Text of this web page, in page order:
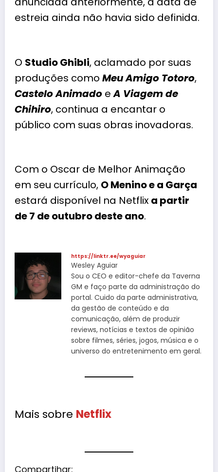
estreia ainda não havia sido definida.
O Studio Ghibli, aclamado por suas
produções como Meu Amigo Totoro,
Castelo Animado eA Viagem de
Chihiro, continua a encantar o
público com suas obras inovadoras.
Com o Oscar de Melhor Animação
em seu currículo, O Menino e a Garça
estará disponível na Netflix a partir
de 7 de outubro deste ano.
https://linktr.ee/wyaguiar
Wesley Aguiar
Sou o CEO e editor-chefe da Taverna
GM e faço parte da administração do
portal. Cuido da parte administrativa,
da gestão de conteúdo e da
comunicação, além de produzir
reviews, notícias e textos de opinião
sobre filmes, séries, jogos, música e o
universo do entretenimento em geral.
Mais sobre Netflix
Compartihar: